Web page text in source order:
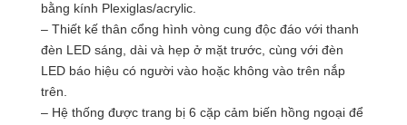
bằng kính Plexiglas/acrylic.
– Thiết kế thân cổng hình vòng cung độc đáo với thanh
đèn LED sáng, dài và hẹp ở mặt trước, cùng với đèn
LED báo hiệu có người vào hoặc không vào trên nắp
trên.
– Hệ thống được trang bị 6 cặp cảm biến hồng ngoại để